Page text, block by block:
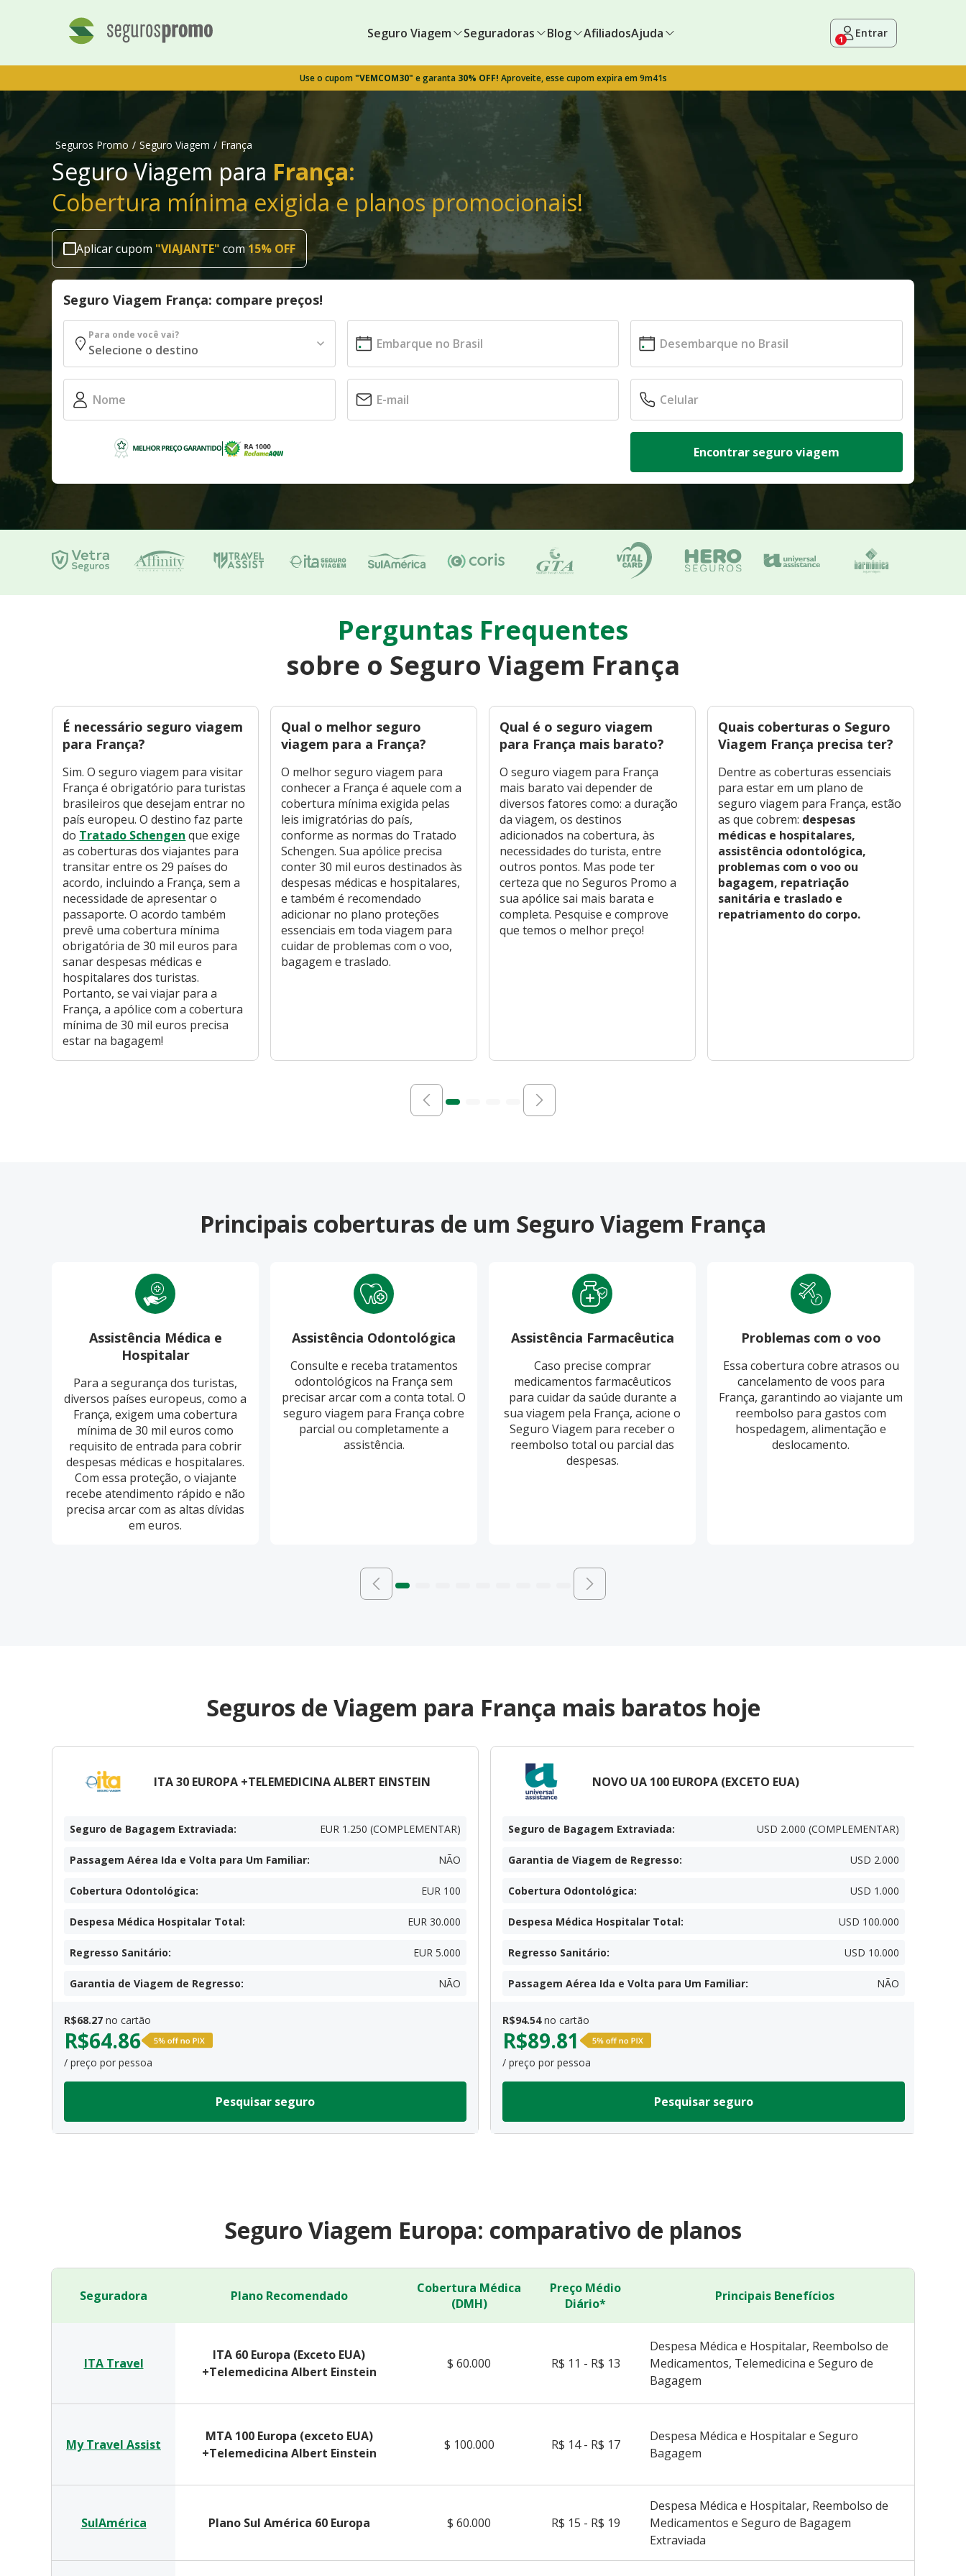
Seguro Viagem Seguradoras Blog AfiliadosAjuda 1 Entrar
Use o cupom"VEMCOM30" e garanta 30% OFF! Aproveite, esse cupom expira em 9m40s
Seguros Promo / Seguro Viagem / França
Seguro Viagem para França:
Cobertura mínima exigida e planos promocionais!
Aplicar cupom "VIAJANTE" com 15% OFF
Seguro Viagem França: compare preços!
Para onde você vai?
Encontrar seguro viagem
Perguntas Frequentes
sobre o Seguro Viagem França
É necessário seguro viagem
para França?
Sim. O seguro viagem para visitar
França é obrigatório para turistas
brasileiros que desejam entrar no
país europeu. O destino faz parte
do Tratado Schengen que exige
as coberturas dos viajantes para
transitar entre os 29 países do
acordo, incluindo a França, sem a
necessidade de apresentar o
passaporte. O acordo também
prevê uma cobertura mínima
obrigatória de 30 mil euros para
sanar despesas médicas e
hospitalares dos turistas.
Portanto, se vai viajar para a
França, a apólice com a cobertura
mínima de 30 mil euros precisa
estar na bagagem!
Qual o melhor seguro
viagem para a França?
O melhor seguro viagem para
conhecer a França é aquele com a
cobertura mínima exigida pelas
leis imigratórias do país,
conforme as normas do Tratado
Schengen. Sua apólice precisa
conter 30 mil euros destinados às
despesas médicas e hospitalares,
e também é recomendado
adicionar no plano proteções
essenciais em toda viagem para
cuidar de problemas com o voo,
bagagem e traslado.
Qual é o seguro viagem
para França mais barato?
O seguro viagem para França
mais barato vai depender de
diversos fatores como: a duração
da viagem, os destinos
adicionados na cobertura, às
necessidades do turista, entre
outros pontos. Mas pode ter
certeza que no Seguros Promo a
sua apólice sai mais barata e
completa. Pesquise e comprove
que temos o melhor preço!
Quais coberturas o Seguro
Viagem França precisa ter?
Dentre as coberturas essenciais
para estar em um plano de
seguro viagem para França, estão
as que cobrem: despesas
médicas e hospitalares,
assistência odontológica,
problemas com o voo ou
bagagem, repatriação
sanitária e traslado e
repatriamento do corpo.
Principais coberturas de um Seguro Viagem França
Assistência Médica e
Hospitalar
Para a segurança dos turistas,
diversos países europeus, como a
França, exigem uma cobertura
mínima de 30 mil euros como
requisito de entrada para cobrir
despesas médicas e hospitalares.
Com essa proteção, o viajante
recebe atendimento rápido e não
precisa arcar com as altas dívidas
em euros.
Assistência Odontológica
Consulte e receba tratamentos
odontológicos na França sem
precisar arcar com a conta total. O
seguro viagem para França cobre
parcial ou completamente a
assistência.
Assistência Farmacêutica
Caso precise comprar
medicamentos farmacêuticos
para cuidar da saúde durante a
sua viagem pela França, acione o
Seguro Viagem para receber o
reembolso total ou parcial das
despesas.
Problemas com o voo
Essa cobertura cobre atrasos ou
cancelamento de voos para
França, garantindo ao viajante um
reembolso para gastos com
hospedagem, alimentação e
deslocamento.
Seguros de Viagem para França mais baratos hoje
ITA 30 EUROPA +TELEMEDICINA ALBERT EINSTEIN
Seguro de Bagagem Extraviada: EUR 1.250 (COMPLEMENTAR)
Passagem Aérea Ida e Volta para Um Familiar: NÃO
Cobertura Odontológica: EUR 100
Despesa Médica Hospitalar Total: EUR 30.000
Regresso Sanitário: EUR 5.000
Garantia de Viagem de Regresso: NÃO
R$68.27 no cartão
R$64.86
/ preço por pessoa
Pesquisar seguro
NOVO UA 100 EUROPA (EXCETO EUA)
Seguro de Bagagem Extraviada: USD 2.000 (COMPLEMENTAR)
Garantia de Viagem de Regresso: USD 2.000
Cobertura Odontológica: USD 1.000
Despesa Médica Hospitalar Total: USD 100.000
Regresso Sanitário: USD 10.000
Passagem Aérea Ida e Volta para Um Familiar: NÃO
R$94.54no cartão
R$89.81
/ preço por pessoa
Pesquisar seguro
Seguro Viagem Europa: comparativo de planos
Seguradora Plano Recomendado
Cobertura Médica
(DMH)
Preço Médio
Diário*
Principais Benefícios
ITA Travel
ITA 60 Europa (Exceto EUA)
+Telemedicina Albert Einstein
$ 60.000 R$ 11 - R$ 13
Despesa Médica e Hospitalar, Reembolso de
Medicamentos, Telemedicina e Seguro de
Bagagem
My Travel Assist
MTA 100 Europa (exceto EUA)
+Telemedicina Albert Einstein
$ 100.000 R$ 14 - R$ 17
Despesa Médica e Hospitalar e Seguro
Bagagem
SulAmérica Plano Sul América 60 Europa $ 60.000 R$ 15 - R$ 19
Despesa Médica e Hospitalar, Reembolso de
Medicamentos e Seguro de Bagagem
Extraviada